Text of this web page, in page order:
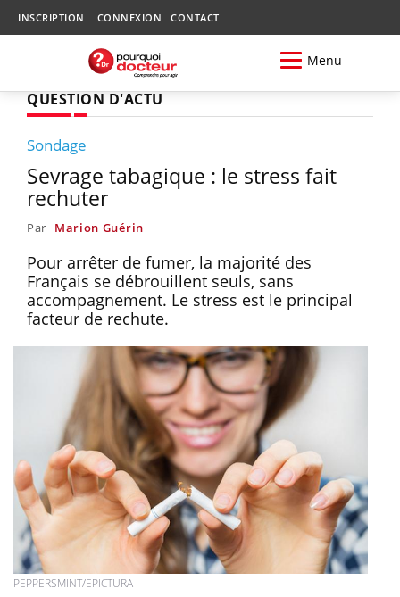
INSCRIPTION CONNEXION CONTACT
Menu
QUESTION D'ACTU
Sondage
Sevrage tabagique : le stress fait
rechuter
Par Marion Guérin
Pour arrêter de fumer, la majorité des
Français se débrouillent seuls, sans
accompagnement. Le stress est le principal
facteur de rechute.
PEPPERSMINT/EPICTURA